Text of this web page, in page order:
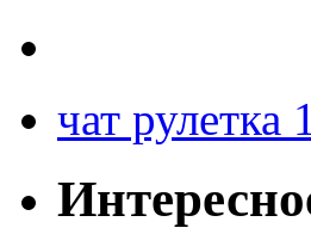
чат рулетка